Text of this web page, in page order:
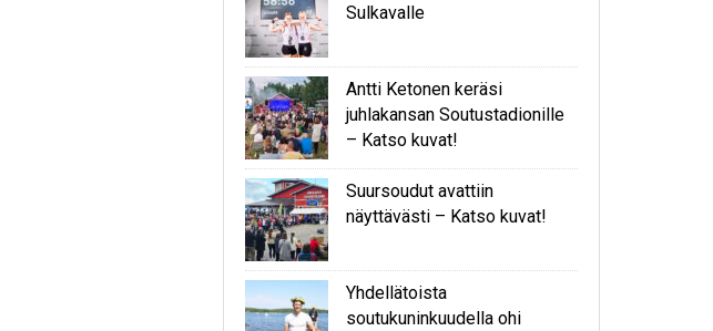
Sulkavalle
Antti Ketonen keräsi
juhlakansan Soutustadionille
– Katso kuvat!
Suursoudut avattiin
näyttävästi – Katso kuvat!
Yhdellätoista
soutukuninkuudella ohi